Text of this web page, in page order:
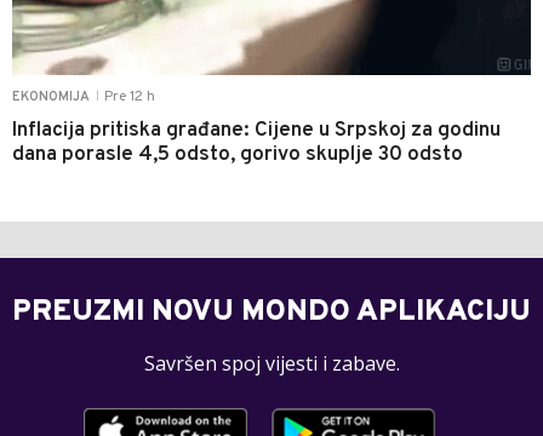
EKONOMIJA Pre 12 h
Inflacija pritiska građane: Cijene u Srpskoj za godinu
dana porasle 4,5 odsto, gorivo skuplje 30 odsto
PREUZMI NOVU MONDO APLIKACIJU
Savršen spoj vijesti i zabave.